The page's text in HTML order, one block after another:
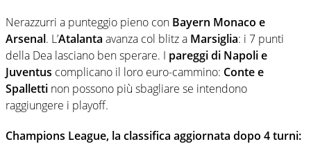
Nerazzurri a punteggio pieno con Bayern Monaco e
Arsenal. L’Atalanta avanza col blitz a Marsiglia: i 7 punti
della Dea lasciano ben sperare. I pareggi di Napoli e
Juventus complicano il loro euro-cammino: Conte e
Spalletti non possono più sbagliare se intendono
raggiungere i playoff.
Champions League, la classifica aggiornata dopo 4 turni: